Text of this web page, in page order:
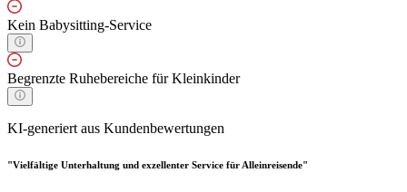
Kein Babysitting-Service
Begrenzte Ruhebereiche für Kleinkinder
KI-generiert aus Kundenbewertungen
"Vielfältige Unterhaltung und exzellenter Service für Alleinreisende"